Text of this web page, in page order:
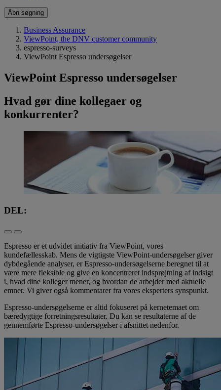
Åbn søgning
Business Assurance
ViewPoint, the DNV customer community
espresso-surveys
ViewPoint Espresso undersøgelser
ViewPoint Espresso undersøgelser
Hvad gør dine kollegaer og
konkurrenter?
DEL:
Espresso er et udvidet initiativ fra ViewPoint, vores
kundefællesskab. Mens de vigtigste ViewPoint-undersøgelser giver
dybdegående analyser, er Espresso-undersøgelserne beregnet til at
være mere fleksible og give en koncentreret indsprøjtning af indsigt
i, hvad dine kolleger mener, og hvordan de arbejder med aktuelle
emner. Vi giver også kommentarer fra vores eksperters synspunkt.
Espresso-undersøgelserne er altid fokuseret på kernetemaet om
bæredygtige forretningsresultater. Du kan se resultaterne af de
gennemførte Espresso-undersøgelser i afsnittet nedenfor.